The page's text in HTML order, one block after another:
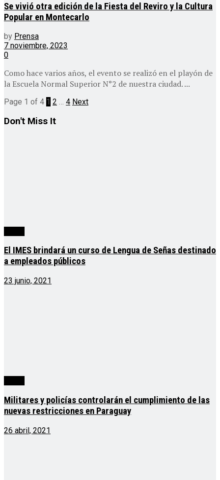
Se vivió otra edición de la Fiesta del Reviro y la Cultura
Popular en Montecarlo
by Prensa
7 noviembre, 2023
0
Como hace varios años, el evento se realizó en el playón de
la Escuela Normal Superior N°2 de nuestra ciudad. ...
Page 1 of 4 1 2 … 4 Next
Don't Miss It
El IMES brindará un curso de Lengua de Señas destinado
a empleados públicos
23 junio, 2021
Militares y policías controlarán el cumplimiento de las
nuevas restricciones en Paraguay
26 abril, 2021